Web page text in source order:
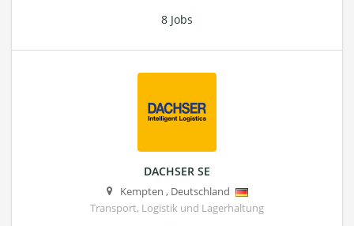
8 Jobs
DACHSER SE
Kempten , Deutschland
Transport, Logistik und Lagerhaltung